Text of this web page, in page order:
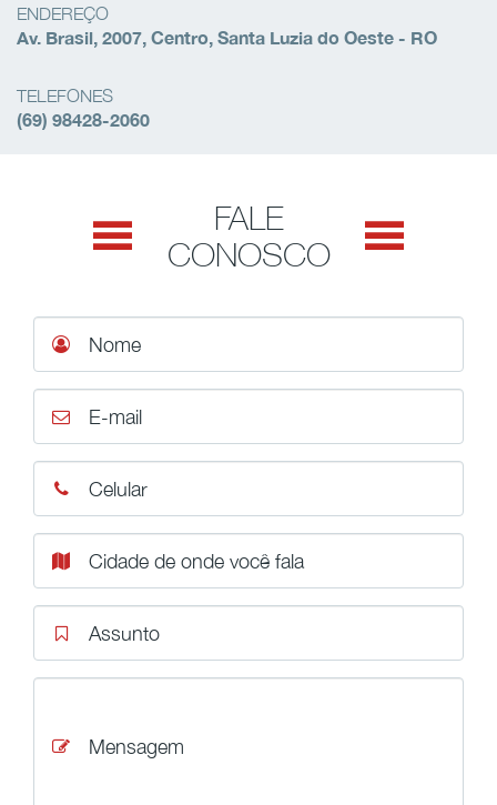
ENDEREÇO
Av. Brasil, 2007, Centro, Santa Luzia do Oeste - RO
TELEFONES
(69) 98428-2060
FALE
CONOSCO
Nome
E-mail
Celular
Cidade de onde você fala
Assunto
Mensagem